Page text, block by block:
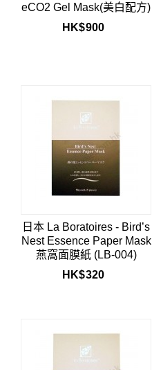
eCO2 Gel Mask(美白配方)
HK$900
日本 La Boratoires - Bird’s
Nest Essence Paper Mask
燕窩面膜紙 (LB-004)
HK$320